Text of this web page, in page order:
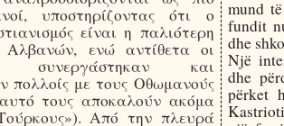
υποστηρίζοντας ότι ο
είναι η παλιότερη
Αλβανών, ενώ αντίθετα οι
συνεργάστηκαν και
πολλοίς με τους Οθωμανούς
τους αποκαλούν ακόμα
Από την πλευρά
mund
fundit
dhe
Një
dhe
përket